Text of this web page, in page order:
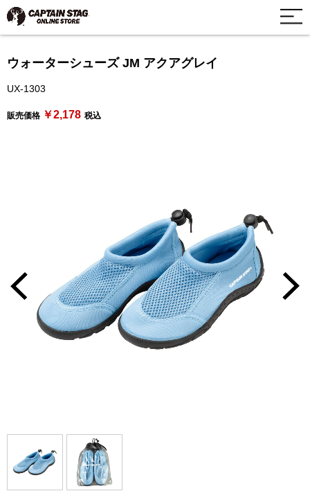
ウォーターシューズ JM アクアグレイ
UX-1303
販売価格 ￥2,178 税込